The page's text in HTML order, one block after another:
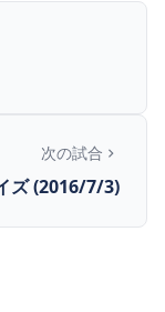
次の試合
ズ (2016/7/3)